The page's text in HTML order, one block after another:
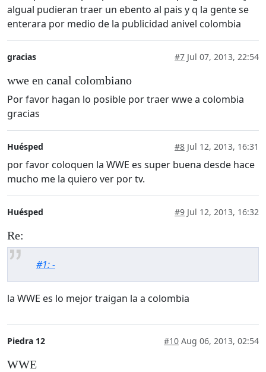
algual pudieran traer un ebento al pais y q la gente se
enterara por medio de la publicidad anivel colombia
gracias #7 Jul 07, 2013, 22:54
wwe en canal colombiano
Por favor hagan lo posible por traer wwe a colombia
gracias
Huésped #8 Jul 12, 2013, 16:31
por favor coloquen la WWE es super buena desde hace
mucho me la quiero ver por tv.
Huésped #9 Jul 12, 2013, 16:32
Re:
#1: -
la WWE es lo mejor traigan la a colombia
Piedra 12 #10 Aug 06, 2013, 02:54
WWE